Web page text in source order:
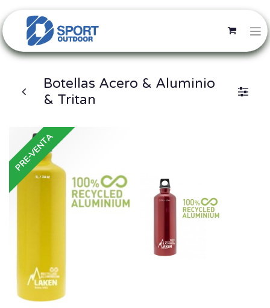
Botellas Acero & Aluminio
& Tritan
PRE-VENTA